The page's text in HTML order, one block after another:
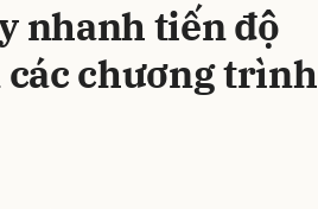
nhanh tiến độ
chương trình